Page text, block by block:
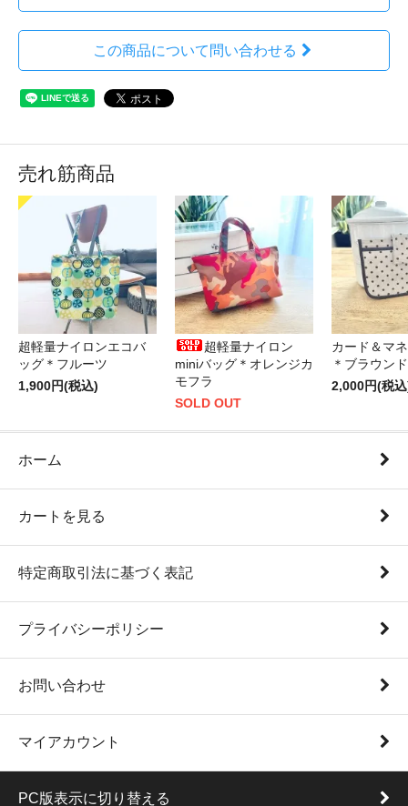
この商品について問い合わせる
売れ筋商品
超軽量ナイロンエコバ
ッグ＊フルーツ
1,900円(税込)
超軽量ナイロン
miniバッグ＊オレンジカ
モフラ
SOLD OUT
カード＆マ
＊ブラウン
2,000円(税
ホーム
カートを見る
特定商取引法に基づく表記
プライバシーポリシー
お問い合わせ
マイアカウント
PC版表示に切り替える